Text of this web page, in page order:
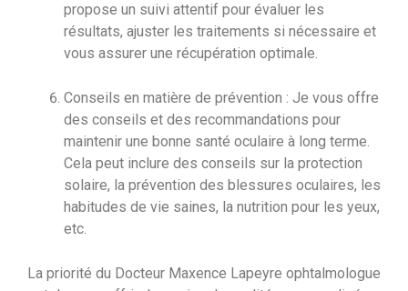
propose un suivi attentif pour évaluer les
résultats, ajuster les traitements si nécessaire et
vous assurer une récupération optimale.
Conseils en matière de prévention : Je vous offre
des conseils et des recommandations pour
maintenir une bonne santé oculaire à long terme.
Cela peut inclure des conseils sur la protection
solaire, la prévention des blessures oculaires, les
habitudes de vie saines, la nutrition pour les yeux,
etc.
La priorité du Docteur Maxence Lapeyre ophtalmologue